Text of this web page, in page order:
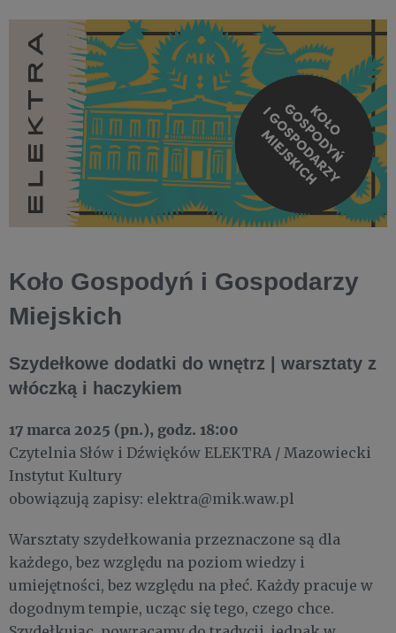
Koło Gospodyń i Gospodarzy
Miejskich
Szydełkowe dodatki do wnętrz | warsztaty z
włóczką i haczykiem
17 marca 2025 (pn.), godz. 18:00
Czytelnia Słów i Dźwięków ELEKTRA / Mazowiecki
Instytut Kultury
obowiązują zapisy: elektra@mik.waw.pl
Warsztaty szydełkowania przeznaczone są dla
każdego, bez względu na poziom wiedzy i
umiejętności, bez względu na płeć. Każdy pracuje w
dogodnym tempie, ucząc się tego, czego chce.